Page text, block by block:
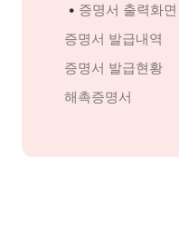
      •
증명서 출력화면
증명서 발급내역
증명서 발급현황
해촉증명서